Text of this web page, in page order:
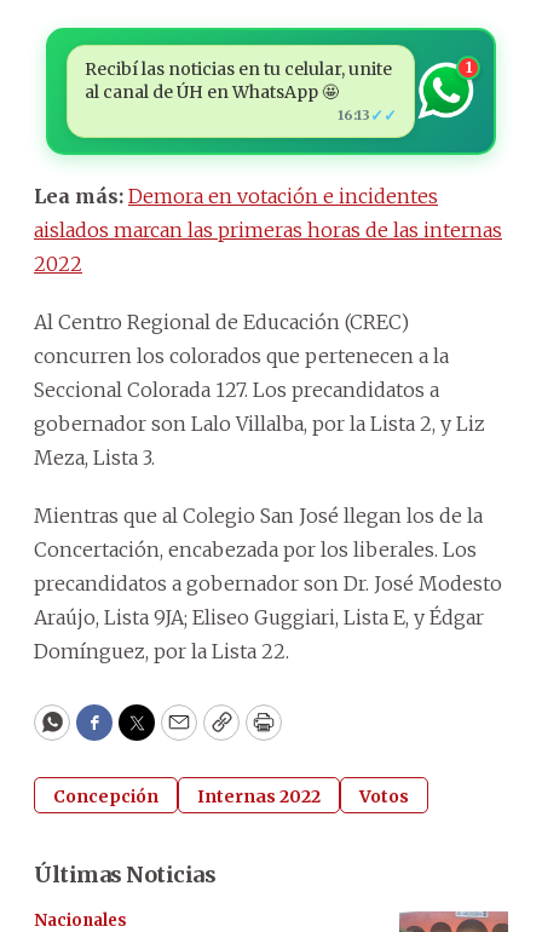
Recibí las noticias en tu celular, unite
al canal de ÚH en WhatsApp 🤩
16:13 ✓✓
1
Lea más: Demora en votación e incidentes
aislados marcan las primeras horas de las internas
2022
Al Centro Regional de Educación (CREC)
concurren los colorados que pertenecen a la
Seccional Colorada 127. Los precandidatos a
gobernador son Lalo Villalba, por la Lista 2, y Liz
Meza, Lista 3.
Mientras que al Colegio San José llegan los de la
Concertación, encabezada por los liberales. Los
precandidatos a gobernador son Dr. José Modesto
Araújo, Lista 9JA; Eliseo Guggiari, Lista E, y Édgar
Domínguez, por la Lista 22.
WhatsApp
Facebook
Twitter
EmailCopyPrint
Concepción Internas 2022 Votos
Últimas Noticias
Nacionales